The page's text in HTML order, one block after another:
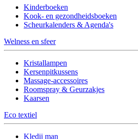
Kinderboeken
Kook- en gezondheidsboeken
Scheurkalenders & Agenda's
Welness en sfeer
Kristallampen
Kersenpitkussens
Massage-accessoires
Roomspray & Geurzakjes
Kaarsen
Eco textiel
Kledij man